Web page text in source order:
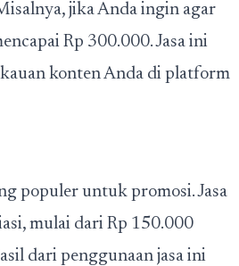
jika Anda ingin agar
Rp 300.000. Jasa ini
konten Anda di platform
populer untuk promosi. Jasa
mulai dari Rp 150.000
dari penggunaan jasa ini